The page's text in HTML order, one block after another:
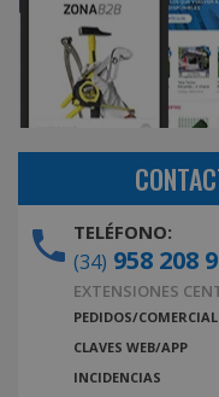
TELÉFONO:
(34) 958 208
EXTENSIONES
PEDIDOS/COMERCIAL
CLAVES WEB/APP
INCIDENCIAS